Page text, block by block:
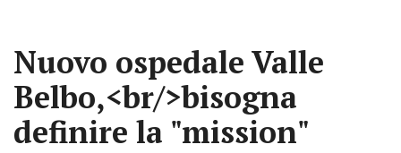
Nuovo ospedale Valle
Belbo,<br/>bisogna
definire la "mission"